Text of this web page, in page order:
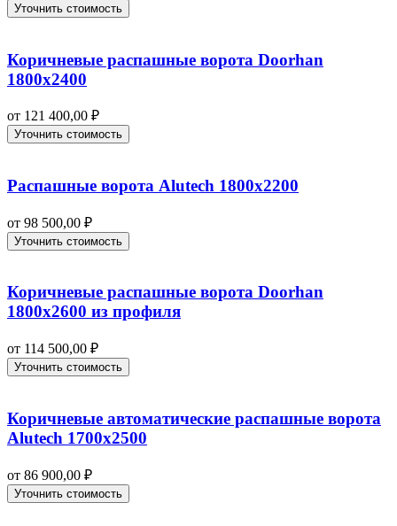
Уточнить стоимость
Коричневые распашные ворота Doorhan
1800х2400
от 121 400,00 ₽
Уточнить стоимость
Распашные ворота Alutech 1800х2200
от 98 500,00 ₽
Уточнить стоимость
Коричневые распашные ворота Doorhan
1800х2600 из профиля
от 114 500,00 ₽
Уточнить стоимость
Коричневые автоматические распашные ворота
Alutech 1700х2500
от 86 900,00 ₽
Уточнить стоимость